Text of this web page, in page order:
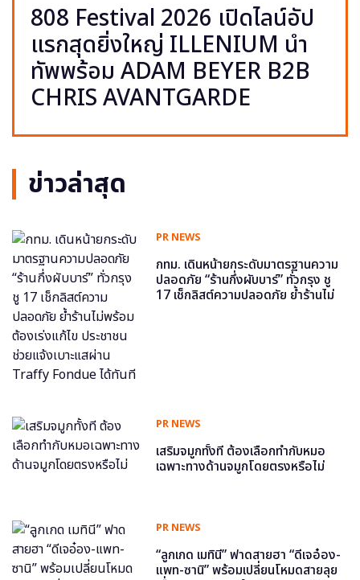
808 Festival 2026 เปิดไลน์อัป
แรกสุดยิ่งใหญ่ ILLENIUM นำ
ทัพพร้อม ADAM BEYER B2B
CHRIS AVANTGARDE
ข่าวล่าสุด
PR NEWS
กทม. เดินหน้ายกระดับมาตรฐานความ
ปลอดภัย “ร้านกึ่งผับบาร์” ทั่วกรุง ชู
17 เช็กลิสต์ความปลอดภัย ย้ำร้านไม่
PR NEWS
เสริมจมูกทั้งที ต้องเลือกทำกับหมอ
เฉพาะทางด้านจมูกโดยตรงหรือไม่
PR NEWS
“ลูกเกด เมทินี” ฟาดสายฮา “ดีเจอ๋อง-
แพท-ซานิ” พร้อมเปลี่ยนโหมดสายลุย